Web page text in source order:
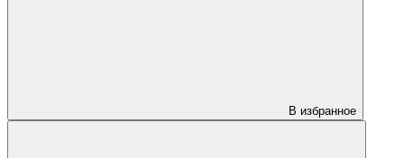
В избранное